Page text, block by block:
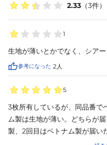
2.33 （3件）
1
生地が薄いとかでなく、シア
参考になった 2人
5
3枚所有しているが、同品番で
ム製は生地が薄い。どちらが
製、2回目はベトナム製が届い